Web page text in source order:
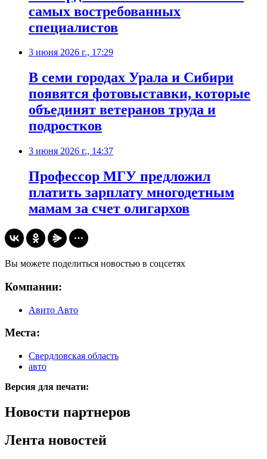
самых востребованных
специалистов
3 июня 2026 г., 17:29
В семи городах Урала и Сибири
появятся фотовыставки, которые
объединят ветеранов труда и
подростков
3 июня 2026 г., 14:37
Профессор МГУ предложил
платить зарплату многодетным
мамам за счет олигархов
Вы можете поделиться новостью в соцсетях
Компании:
Авито Авто
Места:
Свердловская область
авто
Версия для печати:
Новости партнеров
Лента новостей